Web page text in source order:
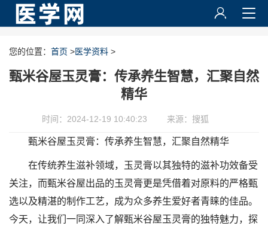
您的位置： 首页 >医学资料 >
甄米谷屋玉灵膏：传承养生智慧，汇聚自然
精华
时间：2024-12-19 10:40:23 来源：搜狐
甄米谷屋玉灵膏：传承养生智慧，汇聚自然精华
在传统养生滋补领域，玉灵膏以其独特的滋补功效备受
关注，而甄米谷屋出品的玉灵膏更是凭借着对原料的严格甄
选以及精湛的制作工艺，成为众多养生爱好者青睐的佳品。
今天，让我们一同深入了解甄米谷屋玉灵膏的独特魅力，探